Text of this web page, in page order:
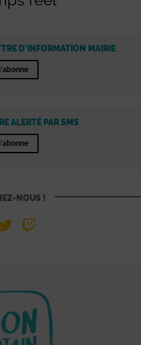
D'INFORMATION MAIRIE
ALERTÉ PAR SMS
NOUS !